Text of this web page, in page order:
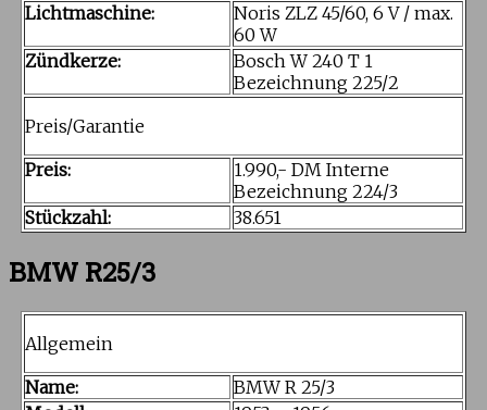
Lichtmaschine:
Noris ZLZ 45/60, 6 V / max.
60 W
Zündkerze:
Bosch W 240 T 1
Bezeichnung 225/2
Preis/Garantie
Preis:
1.990,- DM Interne
Bezeichnung 224/3
Stückzahl:
38.651
BMW R25/3
Allgemein
Name:
BMW R 25/3